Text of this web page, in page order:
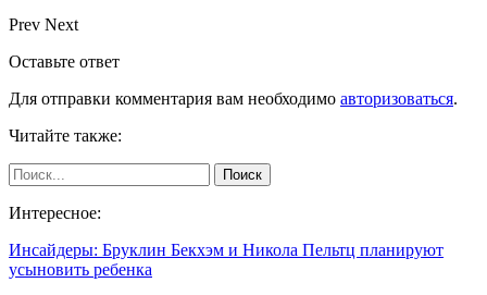
Prev Next
Оставьте ответ
Для отправки комментария вам необходимо авторизоваться.
Читайте также:
Интересное:
Инсайдеры: Бруклин Бекхэм и Никола Пельтц планируют
усыновить ребенка